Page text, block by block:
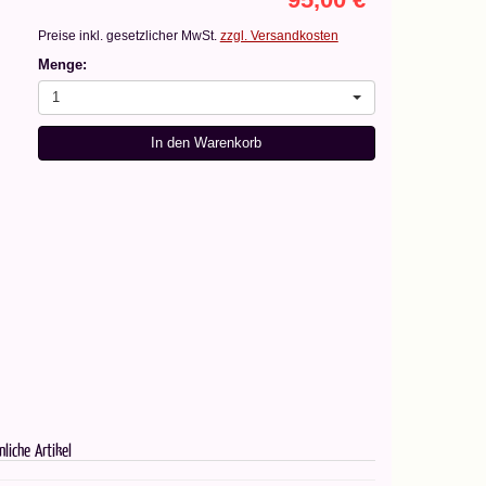
Preise inkl. gesetzlicher MwSt. zzgl. Versandkosten
Menge:
1
In den Warenkorb
Artikel